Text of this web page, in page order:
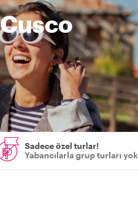
Sadece özel turlar!
Yabancılarla grup turları yok